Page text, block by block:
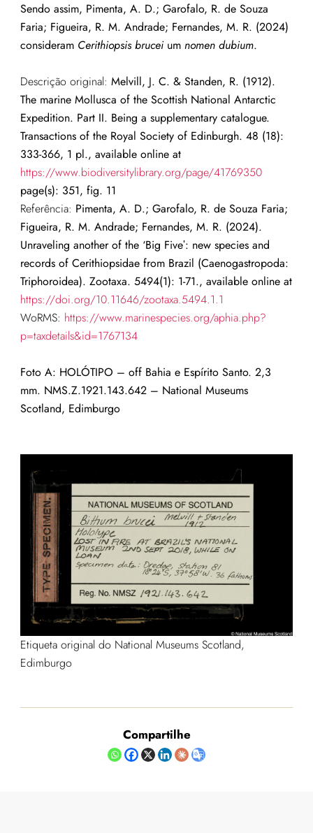
Sendo assim, Pimenta, A. D.; Garofalo, R. de Souza
Faria; Figueira, R. M. Andrade; Fernandes, M. R. (2024)
consideram Cerithiopsis bruceium nomen dubium.
Descrição original: Melvill, J. C. & Standen, R. (1912).
The marine Mollusca of the Scottish National Antarctic
Expedition. Part II. Being a supplementary catalogue.
Transactions of the Royal Society of Edinburgh. 48 (18):
333-366, 1 pl., available online at
https://www.biodiversitylibrary.org/page/41769350
page(s): 351, fig. 11
Referência: Pimenta, A. D.; Garofalo, R. de Souza Faria;
Figueira, R. M. Andrade; Fernandes, M. R. (2024).
Unraveling another of the ‘Big Fiveʹ: new species and
records of Cerithiopsidae from Brazil (Caenogastropoda:
Triphoroidea). Zootaxa. 5494(1): 1-71., available online at
https://doi.org/10.11646/zootaxa.5494.1.1
WoRMS: https://www.marinespecies.org/aphia.php?
p=taxdetails&id=1767134
Foto A: HOLÓTIPO – off Bahia e Espírito Santo. 2,3
mm. NMS.Z.1921.143.642– National Museums
Scotland, Edimburgo
Etiqueta original do National Museums Scotland,
Edimburgo
Compartilhe